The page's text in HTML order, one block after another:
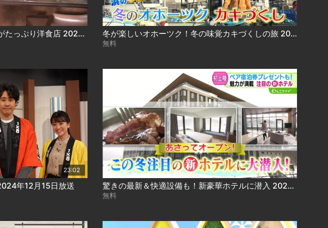
おいしく食べて元気に！野菜がたっぷり洋食店 2024.12.12放送 冬が楽しいオホーツク！冬の味覚カキづくしの旅 2024.12.12放送
無料
23:02
年12月15日放送 驚きの最新＆快適設備も！新豪華ホテルに潜入 2024.12.13放送
無料